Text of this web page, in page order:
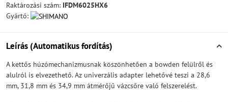
Raktározási szám: IFDM6025HX6
Gyártó:
Leírás (Automatikus fordítás)
A kettős húzómechanizmusnak köszönhetően a bowden felülről és
alulról is elvezethető. Az univerzális adapter lehetővé teszi a 28,6
mm, 31,8 mm és 34,9 mm átmérőjű vázcsőre való felszerelést.